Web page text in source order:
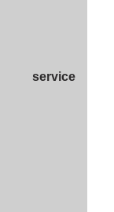
service